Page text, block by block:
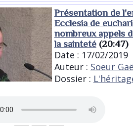
Présentation de
Ecclesia de
nombreux appels
la sainteté(20:47)
Date : 17/02/2019
Auteur : Soeur
Dossier :